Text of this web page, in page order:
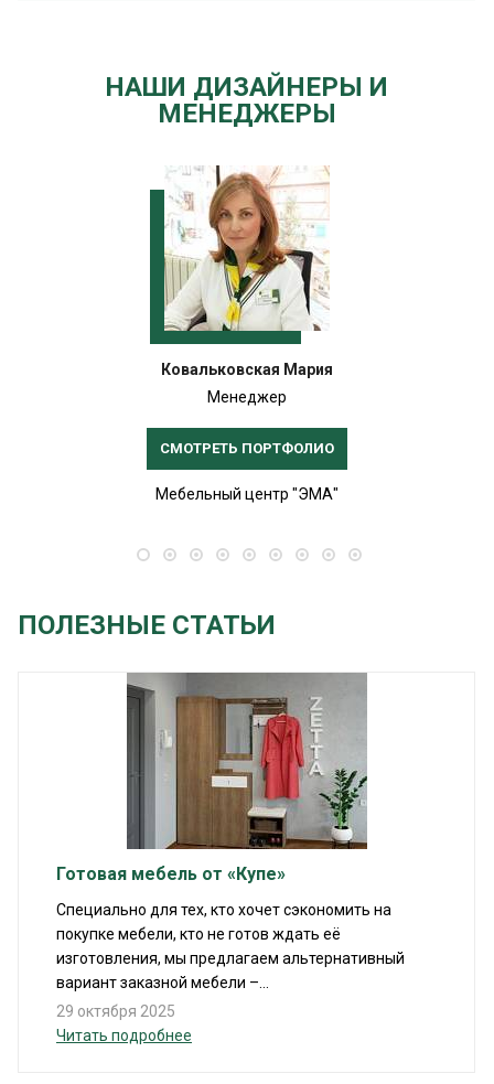
НАШИ ДИЗАЙНЕРЫ И
МЕНЕДЖЕРЫ
Ковальковская Мария
Менеджер
СМОТРЕТЬ ПОРТФОЛИО
Мебельный центр "ЭМА"
ПОЛЕЗНЫЕ СТАТЬИ
Готовая мебель от «Купе»
Специально для тех, кто хочет сэкономить на
покупке мебели, кто не готов ждать её
изготовления, мы предлагаем альтернативный
вариант заказной мебели –...
29 октября 2025
Читать подробнее